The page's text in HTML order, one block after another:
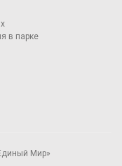
в парке
Мир»